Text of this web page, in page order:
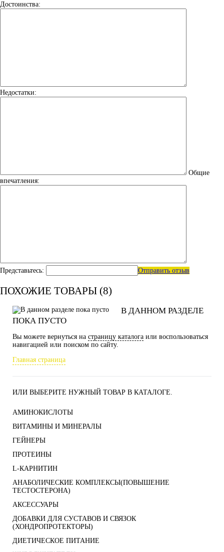
Достоинства:
Недостатки:
Общие
впечатления:
Представьтесь: Отправить отзыв
ПОХОЖИЕ ТОВАРЫ (8)
В ДАННОМ РАЗДЕЛЕ
ПОКА ПУСТО
Вы можете вернуться на страницу каталога или воспользоваться
навигацией или поиском по сайту.
Главная страница
ИЛИ ВЫБЕРИТЕ НУЖНЫЙ ТОВАР В КАТАЛОГЕ.
АМИНОКИСЛОТЫ
ВИТАМИНЫ И МИНЕРАЛЫ
ГЕЙНЕРЫ
ПРОТЕИНЫ
L-КАРНИТИН
АНАБОЛИЧЕСКИЕ КОМПЛЕКСЫ(ПОВЫШЕНИЕ
ТЕСТОСТЕРОНА)
АКСЕССУАРЫ
ДОБАВКИ ДЛЯ СУСТАВОВ И СВЯЗОК
(ХОНДРОПРОТЕКТОРЫ)
ДИЕТИЧЕСКОЕ ПИТАНИЕ